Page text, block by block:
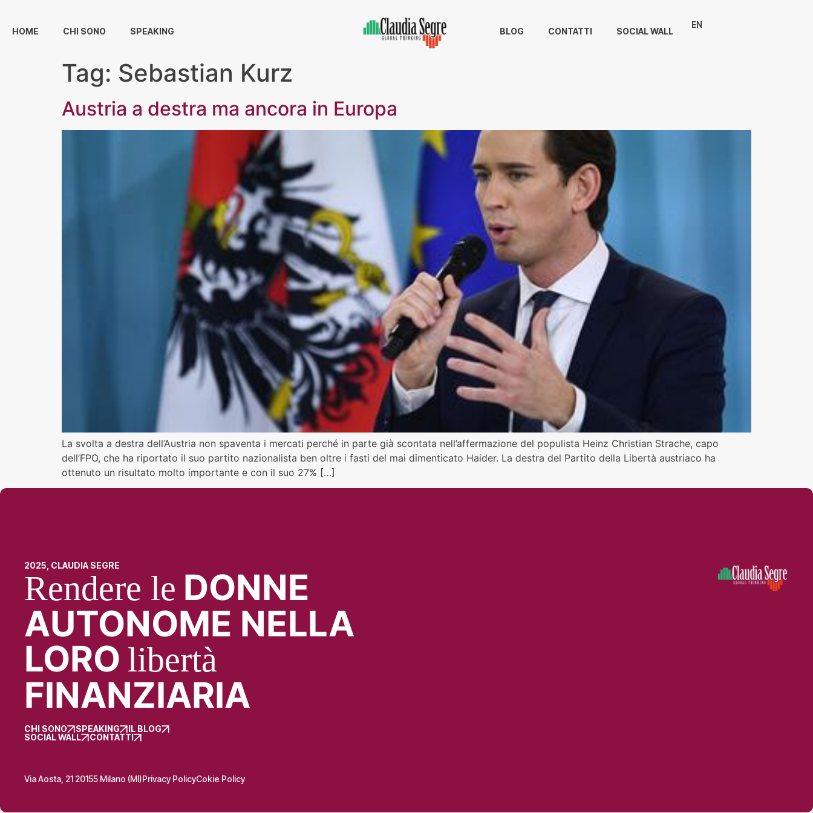
HOME CHI SONO SPEAKING BLOG CONTATTI SOCIAL WALL
EN
Tag: Sebastian Kurz
Austria a destra ma ancora in Europa
La svolta a destra dell’Austria non spaventa i mercati perché in parte già scontata nell’affermazione del populista Heinz Christian Strache, capo
dell’FPO, che ha riportato il suo partito nazionalista ben oltre i fasti del mai dimenticato Haider. La destra del Partito della Libertà austriaco ha
ottenuto un risultato molto importante e con il suo 27% […]
2025, CLAUDIA SEGRE
Rendere le DONNE
AUTONOME NELLA
LORO libertà
FINANZIARIA
CHI SONO SPEAKING
IL BLOG
SOCIAL WALL
CONTATTI
Via Aosta, 21 20155 Milano (MI)Privacy PolicyCokie Policy